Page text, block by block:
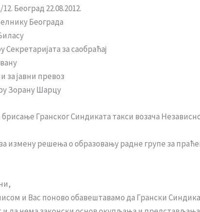
Београд 22.08.2012.
Београда
Секретаријата за саобраћај
за јавни превоз
Зорану Шарцу
брисање Гранског Синдиката такси возача
измену решења о образовању радне групе за
и Вас поново обавештавамо да Грански